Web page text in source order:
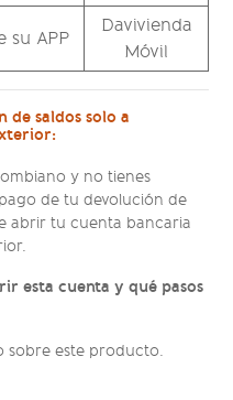
su APP
Davivienda
Móvil
de saldos solo a
y no tienes
de tu devolución de
abrir tu cuenta bancaria
esta cuenta y qué pasos
sobre este producto.